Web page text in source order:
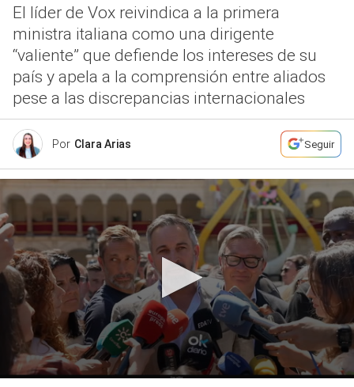
El líder de Vox reivindica a la primera
ministra italiana como una dirigente
“valiente” que defiende los intereses de su
país y apela a la comprensión entre aliados
pese a las discrepancias internacionales
Por Clara Arias Seguir